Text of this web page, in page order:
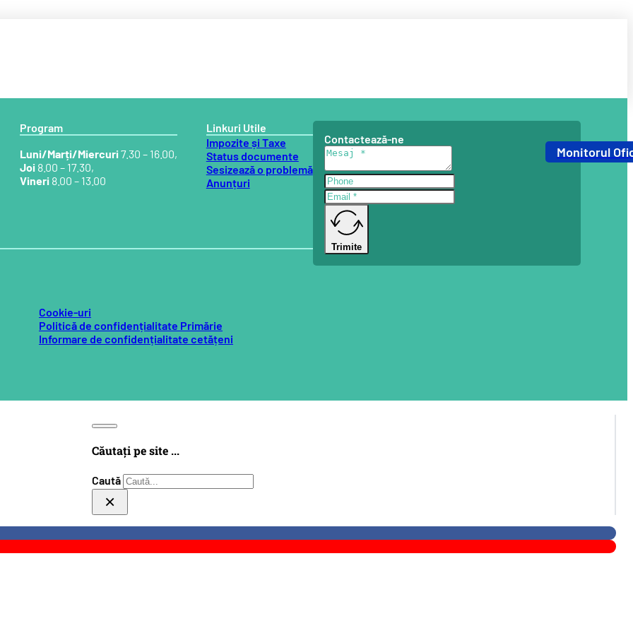
Căutați pe site ...
Caută
×
Monitorul
Program
Luni/Marți/Miercuri7.30 – 16.00,
Joi8.00 – 17.30,
Vineri8.00 – 13.00
Linkuri Utile
Impozite și Taxe
Status documente
Sesizează o problemă
Anunțuri
Cookie-uri
Politică de confidențialitate Primărie
Informare de confidențialitate cetățeni
Contactează-ne
Trimite